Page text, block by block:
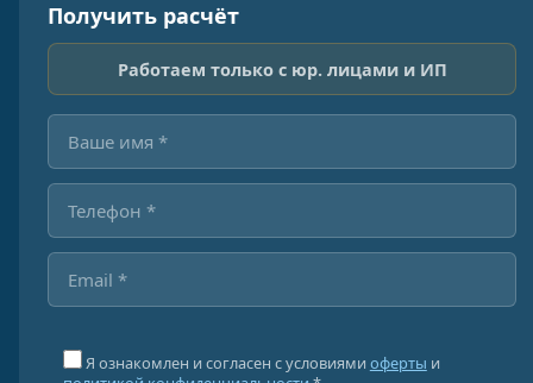
Получить расчёт
Работаем только с юр. лицами и ИП
Я ознакомлен и согласен с условиями оферты и